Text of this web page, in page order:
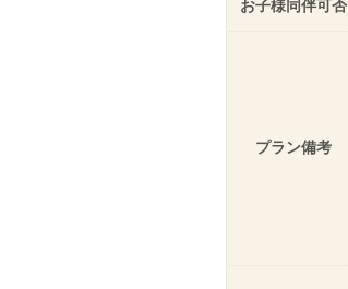
お子様同伴可否
プラン備考